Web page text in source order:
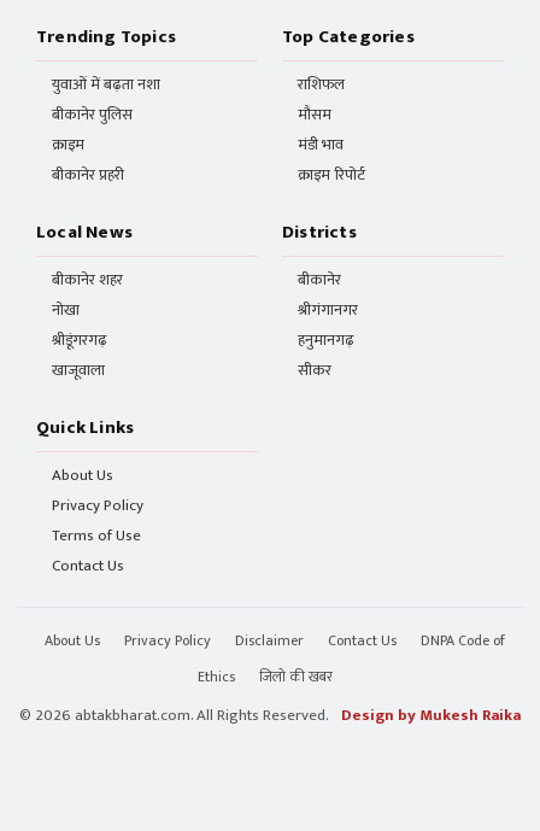
Trending Topics
युवाओं में बढ़ता नशा
बीकानेर पुलिस
क्राइम
बीकानेर प्रहरी
Top Categories
राशिफल
मौसम
मंडी भाव
क्राइम रिपोर्ट
Local News
बीकानेर शहर
नोखा
श्रीडूंगरगढ़
खाजूवाला
Districts
बीकानेर
श्रीगंगानगर
हनुमानगढ़
सीकर
Quick Links
About Us
Privacy Policy
Terms of Use
Contact Us
About Us Privacy Policy Disclaimer Contact Us
DNPA Code of
Ethics
जिलो की खबर
© 2026 abtakbharat.com. All Rights Reserved. Design by Mukesh Raika